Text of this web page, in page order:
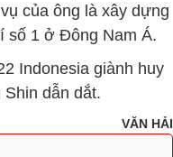
của ông là xây dựng
số 1 ở Đông Nam Á.
Indonesia giành huy
dẫn dắt.
VĂN HẢI